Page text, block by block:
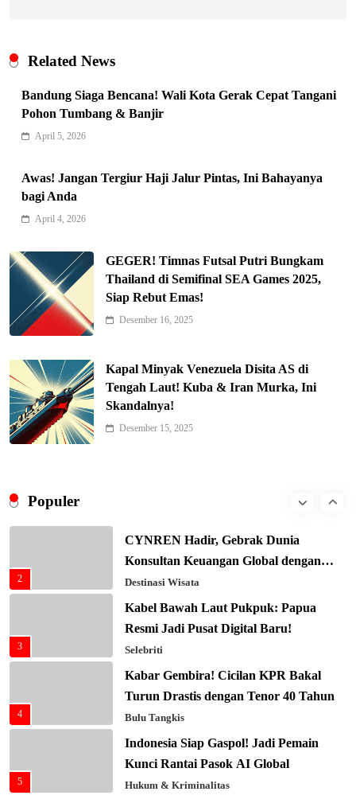
Populer
Ekonomi Indonesia Meroket! Kalahkan
Negara G20 di Awal 2026
Belajar
Berita Nasional
8
Xenco Medical Raih Penghargaan
Bergengsi TIME100: Revolusi Medis
2
CYNREN Hadir, Gebrak Dunia
Konsultan Keuangan Global dengan
Sentuhan AI
Destinasi Wisata
3
Kabel Bawah Laut Pukpuk: Papua
Resmi Jadi Pusat Digital Baru!
Selebriti
4
Kabar Gembira! Cicilan KPR Bakal
Turun Drastis dengan Tenor 40 Tahun
Bulu Tangkis
5
Indonesia Siap Gaspol! Jadi Pemain
Kunci Rantai Pasok AI Global
Hukum & Kriminalitas
Related News
Bandung Siaga Bencana! Wali Kota Gerak Cepat Tangani
Pohon Tumbang & Banjir
April 5, 2026
Awas! Jangan Tergiur Haji Jalur Pintas, Ini Bahayanya
bagi Anda
April 4, 2026
GEGER! Timnas Futsal Putri Bungkam
Thailand di Semifinal SEA Games 2025,
Siap Rebut Emas!
Desember 16, 2025
Kapal Minyak Venezuela Disita AS di
Tengah Laut! Kuba & Iran Murka, Ini
Skandalnya!
Desember 15, 2025